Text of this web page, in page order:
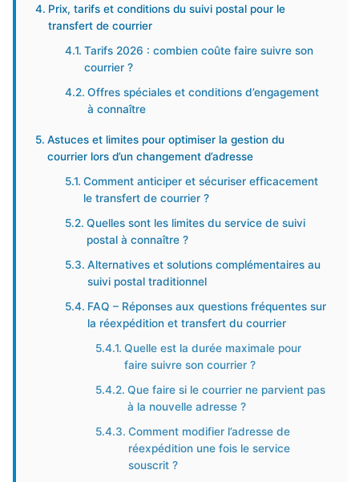
Prix, tarifs et conditions du suivi postal pour le
transfert de courrier
Tarifs 2026 : combien coûte faire suivre son
courrier ?
Offres spéciales et conditions d’engagement
à connaître
Astuces et limites pour optimiser la gestion du
courrier lors d’un changement d’adresse
Comment anticiper et sécuriser efficacement
le transfert de courrier ?
Quelles sont les limites du service de suivi
postal à connaître ?
Alternatives et solutions complémentaires au
suivi postal traditionnel
FAQ – Réponses aux questions fréquentes sur
la réexpédition et transfert du courrier
Quelle est la durée maximale pour
faire suivre son courrier ?
Que faire si le courrier ne parvient pas
à la nouvelle adresse ?
Comment modifier l’adresse de
réexpédition une fois le service
souscrit ?